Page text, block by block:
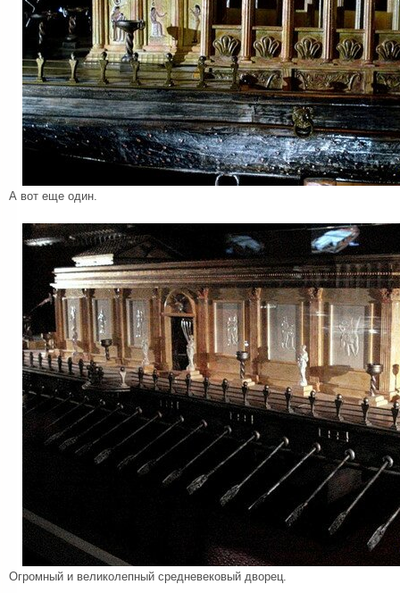
А вот еще один.
Огромный и великолепный средневековый дворец.